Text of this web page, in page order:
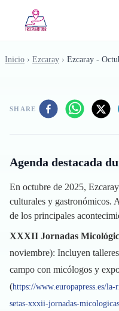
Inicio › Ezcaray › Ezcaray -
SHARE
Agenda destacada
En octubre de 2025,
culturales y gastronómicos.
de los principales
XXXII Jornadas
noviembre): Incluyen
campo con micólogos y
(https://www.europapress.es/
setas-xxxii-jornadas-